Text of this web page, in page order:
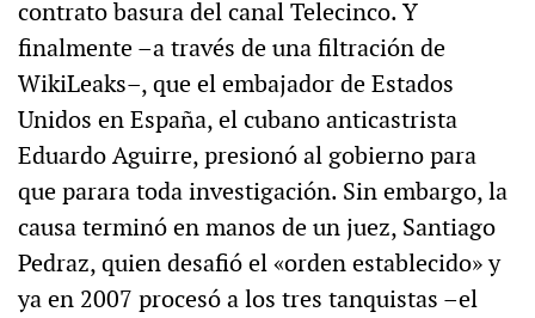
contrato basura del canal Telecinco. Y
finalmente –a través de una filtración de
WikiLeaks–, que el embajador de Estados
Unidos en España, el cubano anticastrista
Eduardo Aguirre, presionó al gobierno para
que parara toda investigación. Sin embargo, la
causa terminó en manos de un juez, Santiago
Pedraz, quien desafió el «orden establecido» y
ya en 2007 procesó a los tres tanquistas –el